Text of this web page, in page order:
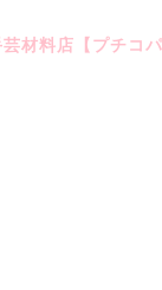
材料店【プチコ